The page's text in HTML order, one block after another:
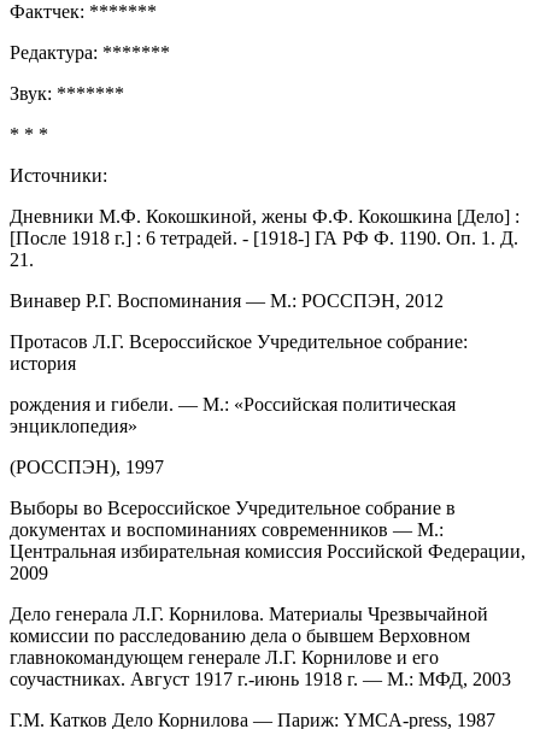
Фактчек: *******
Редактура: *******
Звук: *******
* * *
Источники:
Дневники М.Ф. Кокошкиной, жены Ф.Ф. Кокошкина [Дело] :
[После 1918 г.] : 6 тетрадей. - [1918-] ГА РФ Ф. 1190. Оп. 1. Д.
21.
Винавер Р.Г. Воспоминания — М.: РОССПЭН, 2012
Протасов Л.Г. Всероссийское Учредительное собрание:
история
рождения и гибели. — М.: «Российская политическая
энциклопедия»
(РОССПЭН), 1997
Выборы во Всероссийское Учредительное собрание в
документах и воспоминаниях современников — М.:
Центральная избирательная комиссия Российской Федерации,
2009
Дело генерала Л.Г. Корнилова. Материалы Чрезвычайной
комиссии по расследованию дела о бывшем Верховном
главнокомандующем генерале Л.Г. Корнилове и его
соучастниках. Август 1917 г.-июнь 1918 г. — М.: МФД, 2003
Г.М. Катков Дело Корнилова — Париж: YMCA-press, 1987